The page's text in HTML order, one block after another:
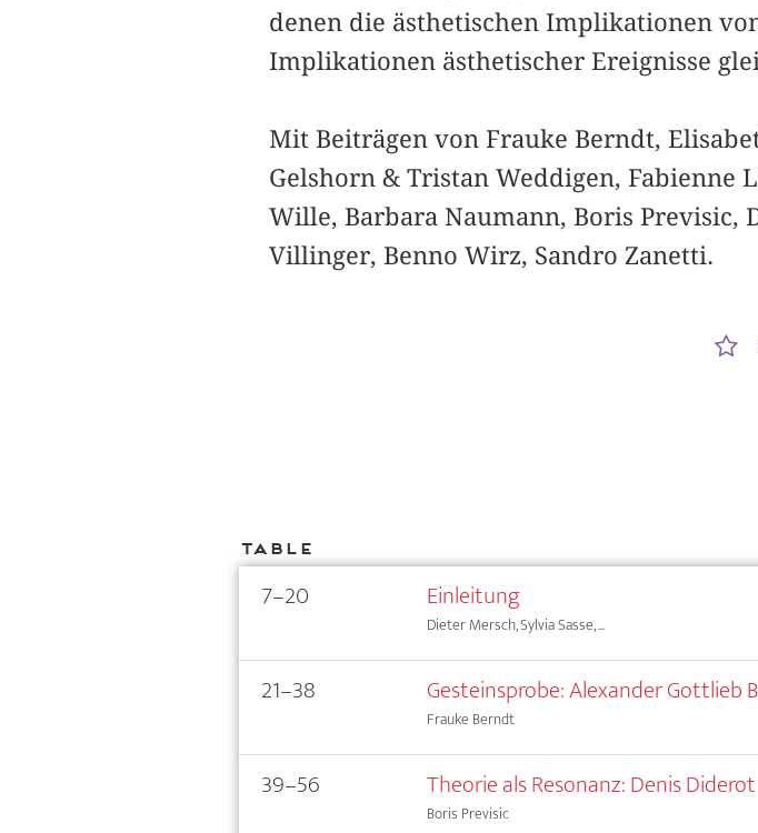
denen die ästhetischen Implikationen
Implikationen ästhetischer Ereignisse
Mit Beiträgen von Frauke Berndt,
Gelshorn & Tristan Weddigen, Fabienne
Wille, ­Barbara Naumann, Boris Previsic,
Villinger, Benno Wirz, Sandro Zanetti.
Table
7–20 Einleitung
Dieter Mersch, Sylvia Sasse, ...
21–38 Gesteinsprobe: Alexander Gottlieb
Frauke Berndt
39–56 Theorie als Resonanz: Denis Diderot
Boris Previsic